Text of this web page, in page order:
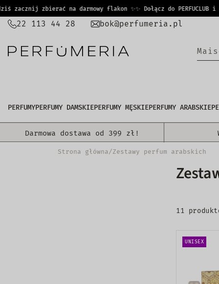
PRZEJDŹ
TREŚCI
zacznij zbierać na darmowy flakon ✨✨ Dołącz do PERFUCLUB
22 113 44 28 bok@perfumeria.pl
|
PERFUMYPERFUMY DAMSKIEPERFUMY MĘSKIEPERFUMY ARABSKIE
Darmowa dostawa od 399 zł!
Strona główna/Zestawy perfum arabskich
11
UNISEX